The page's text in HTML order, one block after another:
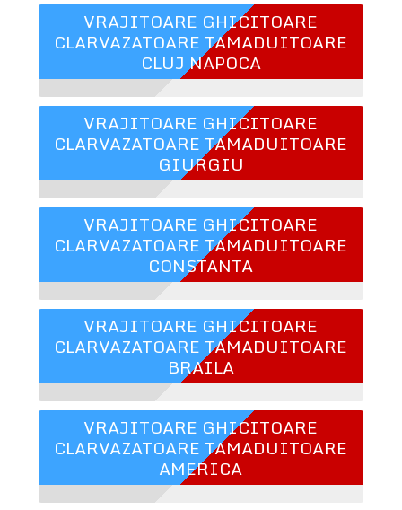
VRAJITOARE GHICITOARE
CLARVAZATOARE TAMADUITOARE
CLUJ NAPOCA
VRAJITOARE GHICITOARE
CLARVAZATOARE TAMADUITOARE
GIURGIU
VRAJITOARE GHICITOARE
CLARVAZATOARE TAMADUITOARE
CONSTANTA
VRAJITOARE GHICITOARE
CLARVAZATOARE TAMADUITOARE
BRAILA
VRAJITOARE GHICITOARE
CLARVAZATOARE TAMADUITOARE
AMERICA